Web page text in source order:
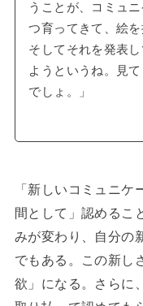
うことが、コミュ
つ育ってきて、絵
そしてそれを発表
ようというね。見
でしょ。」
「新しいコミュニ
間として」認めるこ
みが変わり、自分の
でもある。この新し
欲」になる。さらに